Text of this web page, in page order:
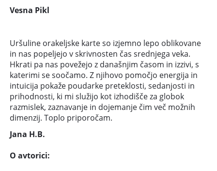
Vesna Pikl
Uršuline orakeljske karte so izjemno lepo oblikovane
in nas popeljejo v skrivnosten čas srednjega veka.
Hkrati pa nas povežejo z današnjim časom in izzivi, s
katerimi se soočamo. Z njihovo pomočjo energija in
intuicija pokaže poudarke preteklosti, sedanjosti in
prihodnosti, ki mi služijo kot izhodišče za globok
razmislek, zaznavanje in dojemanje čim več možnih
dimenzij. Toplo priporočam.
Jana H.B.
O avtorici: